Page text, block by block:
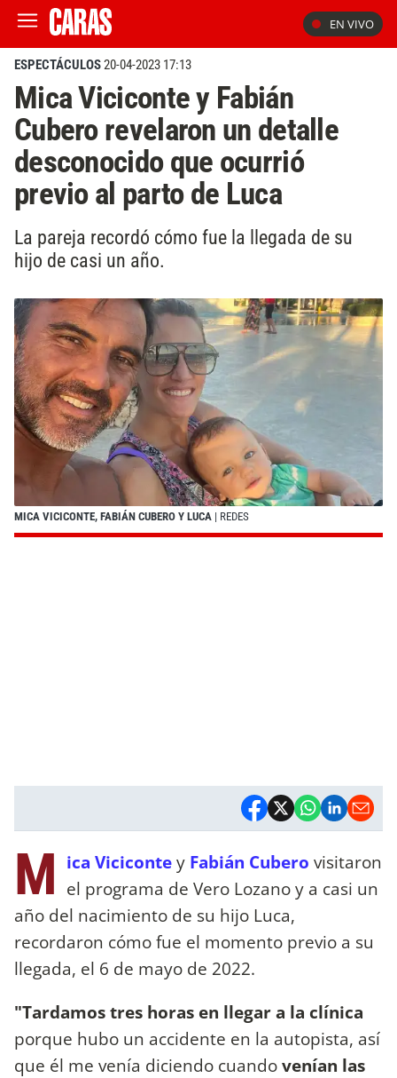
EN VIVO
ESPECTÁCULOS20-04-2023 17:13
Mica Viciconte y Fabián
Cubero revelaron un detalle
desconocido que ocurrió
previo al parto de Luca
La pareja recordó cómo fue la llegada de su
hijo de casi un año.
MICA VICICONTE, FABIÁN CUBERO Y LUCA | REDES
M ica Vicicontey Fabián Cubero visitaron
el programa de Vero Lozano y a casi un
año del nacimiento de su hijo Luca,
recordaron cómo fue el momento previo a su
llegada, el 6 de mayo de 2022.
"Tardamos tres horas en llegar a la clínica
porque hubo un accidente en la autopista, así
que él me venía diciendo cuandovenían las